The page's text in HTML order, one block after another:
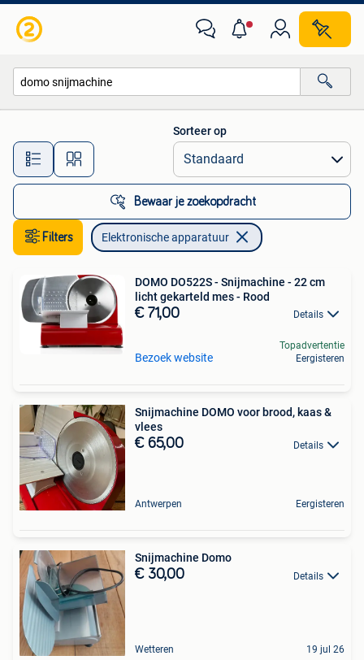
Alle afstanden…
Sorteer op
Bewaar je zoekopdracht
Filters Elektronische apparatuur
DOMO DO522S - Snijmachine - 22 cm
licht gekarteld mes - Rood
€ 71,00 Details
Bezoek website
Topadvertentie
Eergisteren
Snijmachine DOMO voor brood, kaas &
vlees
€ 65,00 Details
Antwerpen Eergisteren
Snijmachine Domo
€ 30,00 Details
Wetteren 19 jul 26